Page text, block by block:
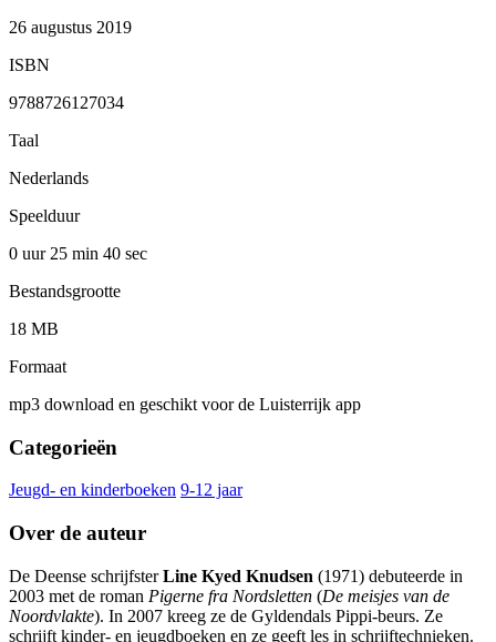
26 augustus 2019
ISBN
9788726127034
Taal
Nederlands
Speelduur
0 uur 25 min 40 sec
Bestandsgrootte
18 MB
Formaat
mp3 download en geschikt voor de Luisterrijk app
Categorieën
Jeugd- en kinderboeken 9-12 jaar
Over de auteur
De Deense schrijfsterLine Kyed Knudsen (1971) debuteerde in
2003 met de roman Pigerne fra Nordsletten (De meisjes van de
Noordvlakte). In 2007 kreeg ze de Gyldendals Pippi-beurs. Ze
schrijft kinder- en jeugdboeken en ze geeft les in schrijftechnieken.